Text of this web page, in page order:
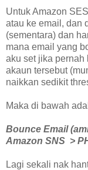
Untuk Amazon
atau ke email, dan
(sementara) dan
mana email yang
aku set jika pernah
akaun tersebut
naikkan sedikit
Maka di bawah
Bounce Email
Amazon SNS >
Lagi sekali nak